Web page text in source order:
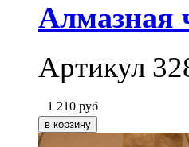
Алмазная
Артикул
1 210 руб